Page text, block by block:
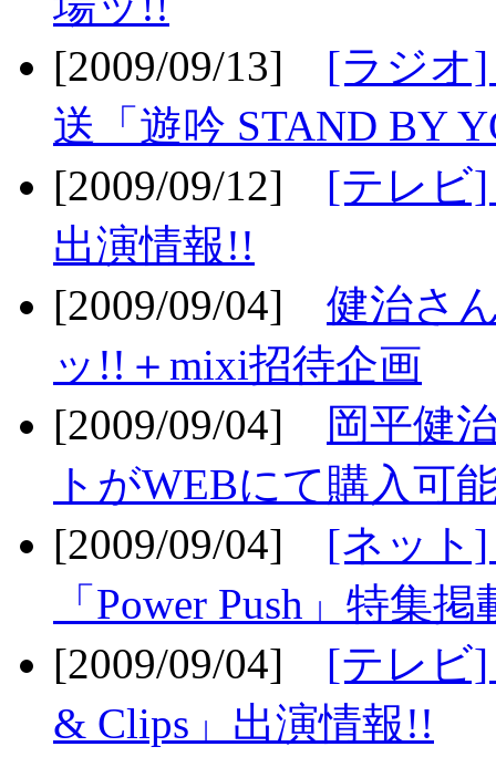
[2009/09/13] [ラジオ]
送「遊吟 STAND BY
[2009/09/12] [テレビ]
出演情報!!
[2009/09/04] 健治さ
ッ!!＋mixi招待企画
[2009/09/04]
岡平健
トがWEBにて購入可
[2009/09/04] [ネット]
「Power Push」特集
[2009/09/04] [テレビ]
& Clips」出演情報!!